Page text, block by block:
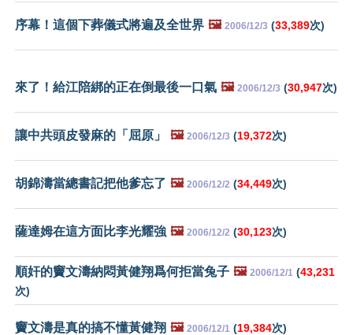
序幕！這個下葬儀式將遍及全世界 🖼️ 2006/12/3 (33,389次)
來了！給江陪綁的正在倒最後一口氣 🖼️ 2006/12/3 (30,947次)
讓中共頭皮發麻的「屈原」 🖼️ 2006/12/3 (19,372次)
胡錦濤當總書記把他爹忘了 🖼️ 2006/12/2 (34,449次)
薩達姆在這方面比李光耀強 🖼️ 2006/12/2 (30,123次)
順奸的竇文濤納悶黃健翔爲何拒當兔子 🖼️ 2006/12/1 (43,231
次)
竇文濤是真的搞不懂黃健翔 🖼️ 2006/12/1 (19,384次)